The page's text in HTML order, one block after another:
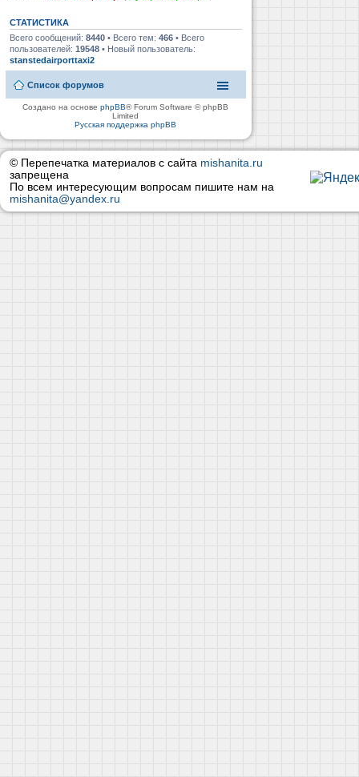
СТАТИСТИКА
Всего сообщений: 8440 • Всего тем: 466 • Всего
пользователей: 19548 • Новый пользователь:
stanstedairporttaxi2
Список форумов
Создано на основеphpBB® Forum Software © phpBB
Limited
Русская поддержка phpBB
© Перепечатка материалов с сайта mishanita.ru
запрещена
По всем интересующим вопросам пишите нам на
mishanita@yandex.ru